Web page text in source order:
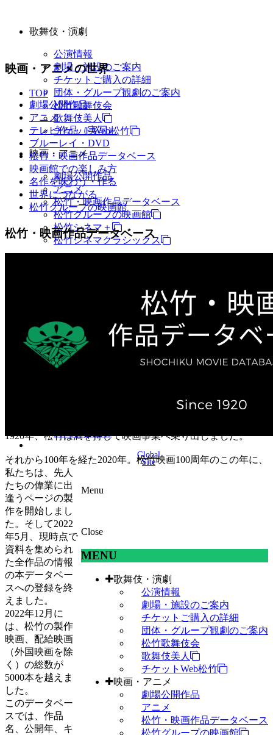
歌舞伎・演劇
公演情報
劇場・施設のご案内
チケットご購入の詳細
団体・グループ観劇のご案内
松竹歌舞伎会
歌舞伎美人
チケットWeb松竹
映画・アニメ
劇場公開作品
アニメ
松竹・映画作品データベース
松竹グループの映画館
松竹シネマ＋
松竹シネマクラシックス
松竹ストア（通販サイト）
ゲーム事業（English）
企業情報
会社案内
Global
Site
Menu
Close
MENU
歌舞伎・演劇
公演情報
劇場・施設のご案内
チケットご購入の詳細
団体・グループ観劇のご案内
松竹歌舞伎会
歌舞伎美人
チケットWeb松竹
映画・アニメ
劇場公開作品
アニメ
松竹・映画作品データベース
映画・アニメの世界
TOP
劇場公開作品
アニメ
テレビ作品（実写）
ブルーレイ・DVD
松竹・映画作品データベース
映画館での楽しみ方
名作を味わう・作る
世界につながる
松竹グループの映画館
松竹・映画作品データベース
1920年、松竹は満を持して映画事業へ乗り出しました。
それから100年を経た2020年。松竹映画100周年のこの年に、
私たちは、先人
たちの偉業に出
逢うページの製
作を開始しまし
た。そして2022
年5月、現時点で
資料を集められ
た全作品の情報
の本データベー
スへの登録を終
えました。
2022年12月に
は、松竹の製作
映画、配給映画
（外国映画を除
く）の総数が
5000本を越えま
した。
このデータベー
スでは、作品
名、公開年、キ